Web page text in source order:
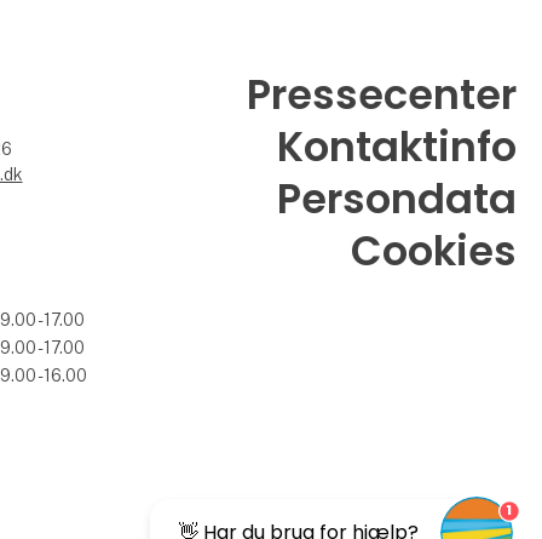
- 17.00
- 17.00
- 16.00
Pressecenter
Kontaktinfo
Persondata
Cookies
👋 Har du brug for hjælp?
1